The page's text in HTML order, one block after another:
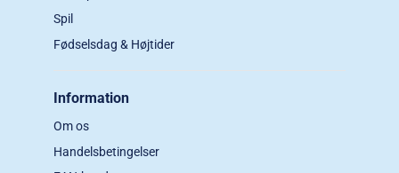
Spil
Fødselsdag & Højtider
Information
Om os
Handelsbetingelser